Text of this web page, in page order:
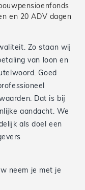
en 20 ADV dagen
Zo staan wij
van loon en
Goed
Dat is bij
aandacht. We
als doel een
neem je met je